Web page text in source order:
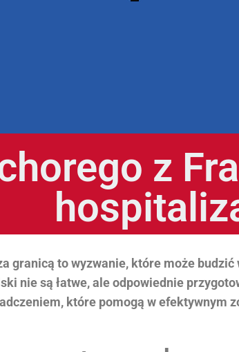
z
granicą to wyzwanie, które może
nie są łatwe, ale odpowiednie
które pomogą w efektywnym